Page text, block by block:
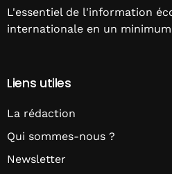
L'essentiel de l'information
internationale en un
Liens utiles
La rédaction
Qui sommes-nous ?
Newsletter